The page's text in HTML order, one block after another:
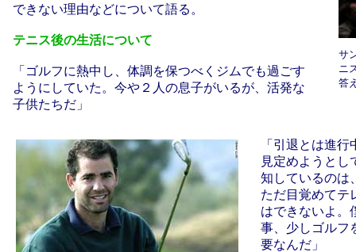
できない理由などについて語る。
テニス後の生活について
「ゴルフに熱中し、体調を保つべくジムでも過ごす
ようにしていた。今や２人の息子がいるが、活発な
子供たちだ」
サ
ニ
答
「引退とは進
見定めようとし
知しているのは
ただ目覚めてテ
はできないよ。
事、少しゴルフ
要なんだ」